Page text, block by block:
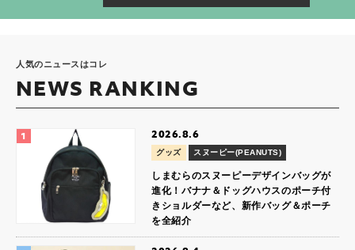
人気のニュースはコレ
NEWS RANKING
2026.8.6
グッズ スヌーピー(PEANUTS)
しまむらのスヌーピーデザインバッグが
進化！バナナ＆ドッグハウスのポーチ付
きショルダーなど、新作バッグ＆ポーチ
を全紹介